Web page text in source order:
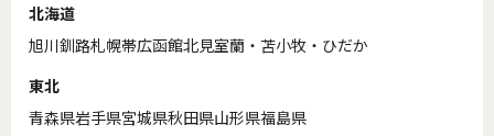
北海道
旭川釧路札幌帯広函館北見室蘭・苫小牧・ひだか
東北
青森県岩手県宮城県秋田県山形県福島県